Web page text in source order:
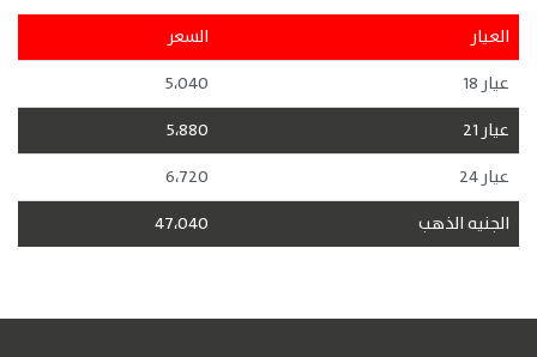
العيار
السعر
عيار 18
5،040
عيار 21
5،880
عيار 24
6،720
الجنيه الذهب
47،040